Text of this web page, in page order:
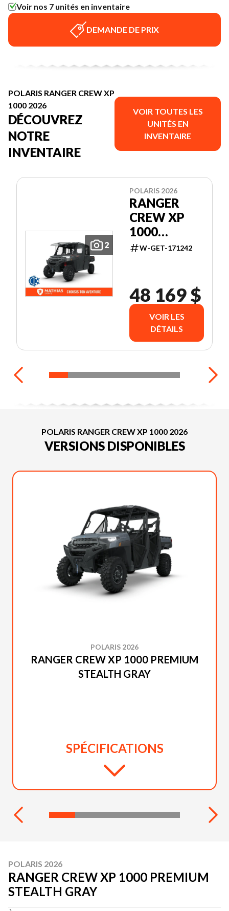
Voir nos 7 unités en inventaire
DEMANDE DE PRIX
POLARIS RANGER CREW XP
1000 2026
DÉCOUVREZ
NOTRE
INVENTAIRE
VOIR TOUTES LES
UNITÉS EN
INVENTAIRE
2
POLARIS 2026
RANGER
CREW XP
1000
NORTHSTAR
W-GET-171242
48 169 $
VOIR LES
DÉTAILS
POLARIS RANGER CREW XP 1000 2026
VERSIONS DISPONIBLES
POLARIS 2026
RANGER CREW XP 1000 PREMIUM
STEALTH GRAY
SPÉCIFICATIONS
POLARIS 2026
RANGER CREW XP 1000 PREMIUM
STEALTH GRAY